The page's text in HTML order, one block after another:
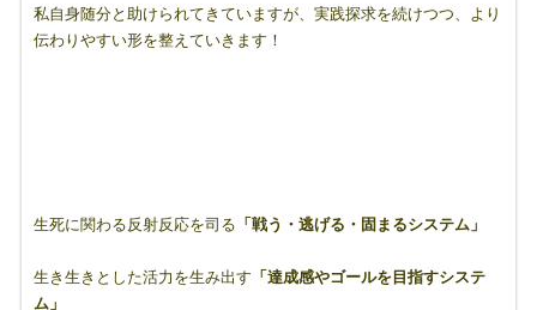
私自身随分と助けられてきていますが、実践探求を続けつつ、より
伝わりやすい形を整えていきます！
生死に関わる反射反応を司る 「戦う・逃げる・固まるシステム」
生き生きとした活力を生み出す 「達成感やゴールを目指すシステ
ム」